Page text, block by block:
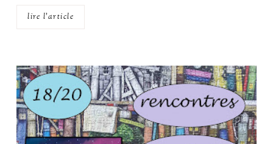
lire l'article